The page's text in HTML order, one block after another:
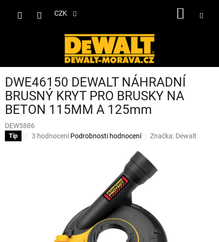
CZK
DWE46150 DEWALT NÁHRADNÍ
BRUSNÝ KRYT PRO BRUSKY NA
BETON 115MM A 125mm
DEW5886
Tip
Průměrné
3 hodnocení Podrobnosti hodnocení Značka: Dewalt